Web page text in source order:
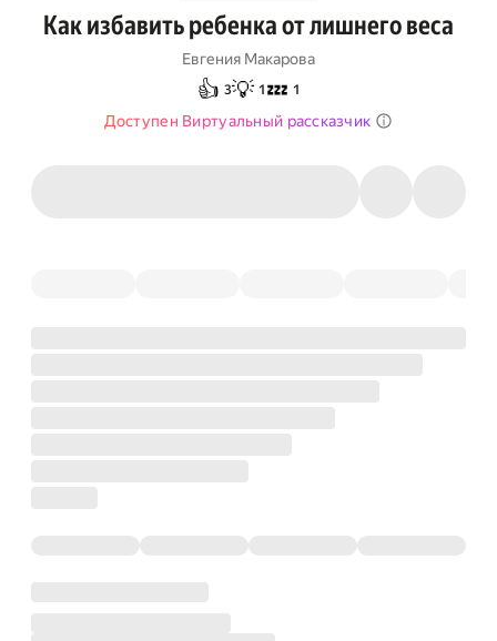
Как избавить ребенка от лишнего веса
Евгения Макарова
👍 3💡 1 💤 1
Доступен Виртуальный рассказчик